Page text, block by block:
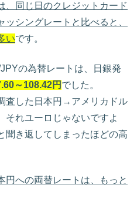
、同じ日のクレジットカード
シングレートと比べると、
いです。
の為替レートは、日銀発
～108.42円 でした。
査した日本円→アメリカドル
それユーロじゃないですよ
聞き返してしまったほどの高
への両替レートは、もっと